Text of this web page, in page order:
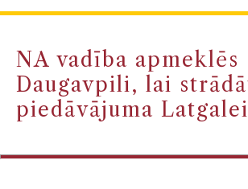
NA vadība apmeklēs
Daugavpili, lai
piedāvājuma Latgalei